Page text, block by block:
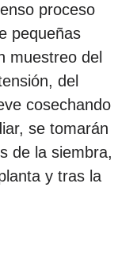
proceso
pequeñas
muestreo del
del
cosechando
se tomarán
de la siembra,
y tras la